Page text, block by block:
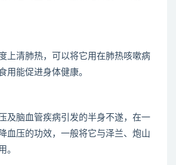
上清肺热，可以将它用在肺热咳嗽病
用能促进身体健康。
及脑血管疾病引发的半身不遂，在一
血压的功效，一般将它与泽兰、炮山
。